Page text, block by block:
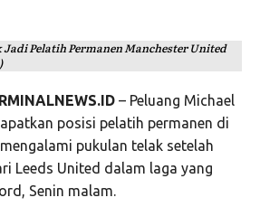
Pelatih Permanen Manchester United
– Peluang Michael
posisi pelatih permanen di
mengalami pukulan telak setelah
Leeds United dalam laga yang
, Senin malam.